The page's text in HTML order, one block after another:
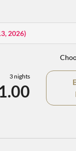
2026)
3 nights